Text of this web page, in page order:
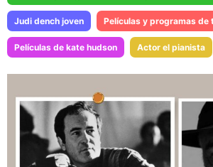
Judi dench joven Películas y programas de
Películas de kate hudson Actor el pianista